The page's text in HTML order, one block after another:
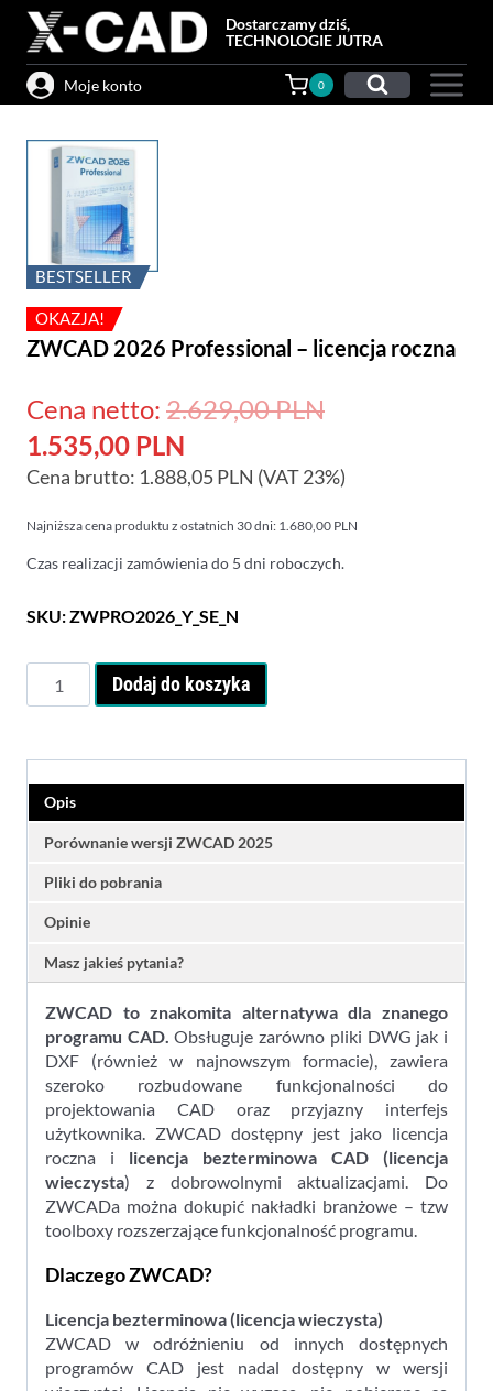
Przejdź
treści
Dostarczamy dziś,
TECHNOLOGIE JUTRA
Moje konto 0
BESTSELLER
OKAZJA!
ZWCAD 2026 Professional – licencja roczna
Cena netto: 2.629,00PLNPierwotna
wynosiła:
2.629,00 PLN.
1.535,00 PLN
cena
wynosi:
1.535,00 PLN.
Cena brutto: 1.888,05PLN (VAT 23%)
Najniższa cena produktu z ostatnich 30 dni: 1.680,00 PLN
Czas realizacji zamówienia do 5 dni roboczych.
SKU:ZWPRO2026_Y_SE_N
ZWCAD
licencja
roczna
Dodaj do koszyka
Opis
Porównanie wersji ZWCAD 2025
Pliki do pobrania
Opinie
Masz jakieś pytania?
ZWCAD to znakomita alternatywa dla znanego
programu CAD. Obsługuje zarówno pliki DWG jak i
DXF (również w najnowszym formacie), zawiera
szeroko rozbudowane funkcjonalności do
projektowania CAD oraz przyjazny interfejs
użytkownika. ZWCAD dostępny jest jako licencja
roczna i licencja bezterminowa CAD (licencja
wieczysta) z dobrowolnymi aktualizacjami. Do
ZWCADa można dokupić nakładki branżowe – tzw
toolboxy rozszerzające funkcjonalność programu.
Dlaczego ZWCAD?
Licencja bezterminowa (licencja wieczysta)
ZWCAD w odróżnieniu od innych dostępnych
programów CAD jest nadal dostępny w wersji